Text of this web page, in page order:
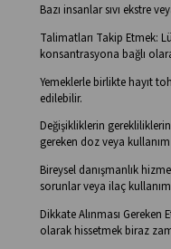
Bazı insanlar sıvı ekstre
Talimatları Takip Etmek:
konsantrasyona bağlı
Yemeklerle birlikte hayıt
edilebilir.
Değişikliklerin
gereken doz veya
Bireysel danışmanlık
sorunlar veya ilaç
Dikkate Alınması
olarak hissetmek biraz